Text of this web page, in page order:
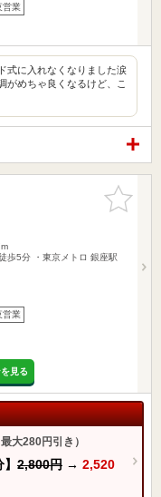
営業
式に入れなくなりました涙
がめちゃ良くなるけど、こ
お気に入
りに追加
歩5分 ・東京メトロ 銀座駅
営業
見る
大280円引き）
2,800円 → 2,520